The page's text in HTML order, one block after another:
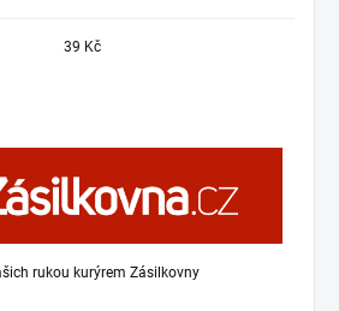
39 Kč
rukou kurýrem Zásilkovny